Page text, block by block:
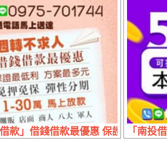
利互助會 專業助您紓困
借款」借錢借款最優惠 保證最低利 |
「南投